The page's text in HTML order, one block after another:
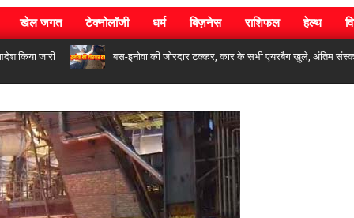
खेल जगत टेक्नोलॉजी धर्म बिज़नेस राशिफल हेल्थ
जारी बस-इनोवा की जोरदार टक्कर, कार के सभी एयरबैग खुले, अंतिम संस्कार से